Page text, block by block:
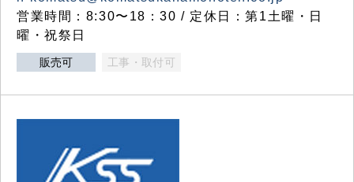
営業時間：8:30〜18：30 / 定休日：第1土曜・日
曜・祝祭日
販売可 工事・取付可